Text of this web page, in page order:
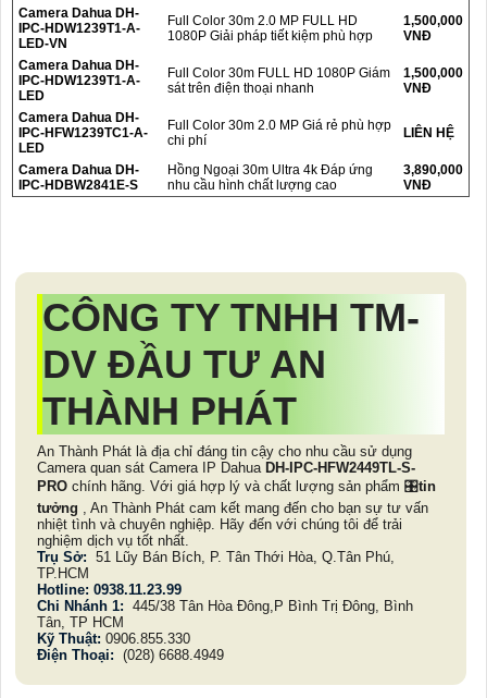
Camera Dahua DH-
IPC-HDW1239T1-A-
LED-VN
Full Color 30m 2.0 MP FULL HD
1080P Giải pháp tiết kiệm phù hợp
1,500,000
VNĐ
Camera Dahua DH-
IPC-HDW1239T1-A-
LED
Full Color 30m FULL HD 1080P Giám
sát trên điện thoại nhanh
1,500,000
VNĐ
Camera Dahua DH-
IPC-HFW1239TC1-A-
LED
Full Color 30m 2.0 MP Giá rẻ phù hợp
chi phí
LIÊN HỆ
Camera Dahua DH-
IPC-HDBW2841E-S
Hồng Ngoại 30m Ultra 4k Đáp ứng
nhu cầu hình chất lượng cao
3,890,000
VNĐ
CÔNG TY TNHH TM-
DV ĐẦU TƯ AN
THÀNH PHÁT
An Thành Phát là địa chỉ đáng tin cậy cho nhu cầu sử dụng
Camera quan sát Camera IP Dahua DH-IPC-HFW2449TL-S-
PRO chính hãng. Với giá hợp lý và chất lượng sản phẩm 🎛tin
tưởng , An Thành Phát cam kết mang đến cho bạn sự tư vấn
nhiệt tình và chuyên nghiệp. Hãy đến với chúng tôi để trải
nghiệm dịch vụ tốt nhất.
Trụ Sở: 51 Lũy Bán Bích, P. Tân Thới Hòa, Q.Tân Phú,
TP.HCM
Hotline: 0938.11.23.99
Chi Nhánh 1: 445/38 Tân Hòa Đông,P Bình Trị Đông, Bình
Tân, TP HCM
Kỹ Thuật: 0906.855.330
Điện Thoại: (028) 6688.4949